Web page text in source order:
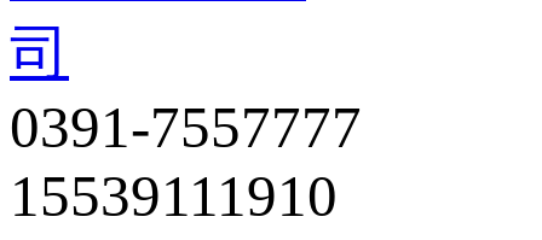
0391-7557777
15539111910